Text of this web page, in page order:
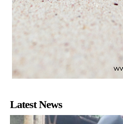
Latest News